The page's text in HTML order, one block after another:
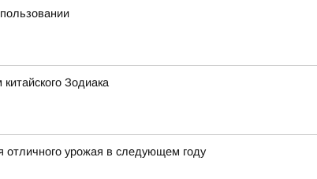
Зодиака
урожая в следующем году